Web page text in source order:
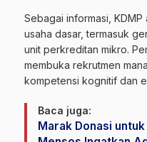
Sebagai informasi,
usaha dasar, termasuk
unit perkreditan mikro.
membuka rekrutmen
kompetensi kognitif dan
Baca juga:
Marak Donasi